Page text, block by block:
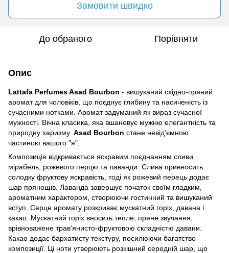
Замовити швидко
До обраного Порівняти
Опис
Lattafa Perfumes Asad Bourbon - вишуканий східно-пряний
аромат для чоловіків, що поєднує глибину та насиченість із
сучасними нотками. Аромат задуманий як вираз сучасної
мужності. Вічна класика, яка вшановує мужню елегантність та
природну харизму. Asad Bourbon стане невід'ємною
частиною вашого "я".
Композиція відкривається яскравим поєднанням сливи
мірабель, рожевого перцю та лаванди. Слива привносить
солодку фруктову яскравість, тоді як рожевий перець додає
шар прянощів. Лаванда завершує початок своїм гладким,
ароматним характером, створюючи гостинний та вишуканий
вступ. Серце аромату розкриває мускатний горіх, давана і
какао. Мускатний горіх вносить тепле, пряне звучання,
врівноважене трав'янисто-фруктовою складністю давани.
Какао додає бархатисту текстуру, посилюючи багатство
композиції. Ці ноти утворюють розкішний середній шар, що